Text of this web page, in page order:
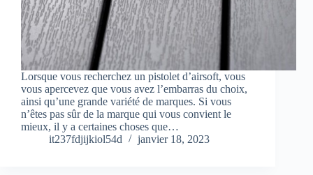
Lorsque vous recherchez un pistolet d’airsoft, vous
vous apercevez que vous avez l’embarras du choix,
ainsi qu’une grande variété de marques. Si vous
n’êtes pas sûr de la marque qui vous convient le
mieux, il y a certaines choses que…
it237fdjijkiol54d
janvier 18, 2023